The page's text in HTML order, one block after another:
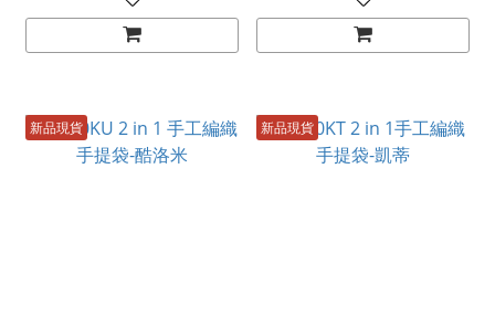
新品現貨 新品現貨